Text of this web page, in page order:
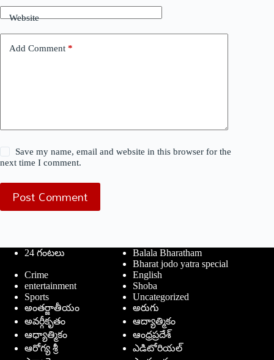
Website
Add Comment *
Save my name, email and website in this browser for the
next time I comment.
Post Comment
24 గంటలు
Balala Bharatham
Bharat jodo yatra special
Crime
English
entertainment
Shoba
Sports
Uncategorized
అంతర్జాతీయం
అరుగు
అవర్గీకృతం
ఆద్యాత్మికం
ఆధ్యాత్మికం
ఆంధ్రప్రదేశ్
ఆరోగ్య శ్రీ
ఎడిటోరియల్